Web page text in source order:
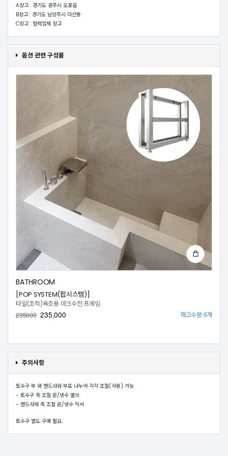
A창고 : 경기도 광주시 오포읍
B창고 : 경기도 남양주시 다산동
C창고 : 협력업체 창고
옵션 관련 구성품
BATHROOM
[POP SYSTEM(팝시스템)]
타일(조적)욕조용 데크수전 프레임
235000 235,000 재고수량 6개
주의사항
토수구 부 와 핸드샤워 부로 나누어 각각 조절(사용) 가능
- 토수구 측 조절 온/냉수 밸브
- 핸드샤워 측 조절 온/냉수 믹서
토수구 별도 구매 필요.